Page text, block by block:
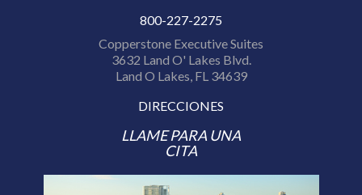
800-227-2275
Copperstone Executive Suites
3632 Land O' Lakes Blvd.
Land O Lakes, FL 34639
DIRECCIONES
LLAME PARA UNA
CITA